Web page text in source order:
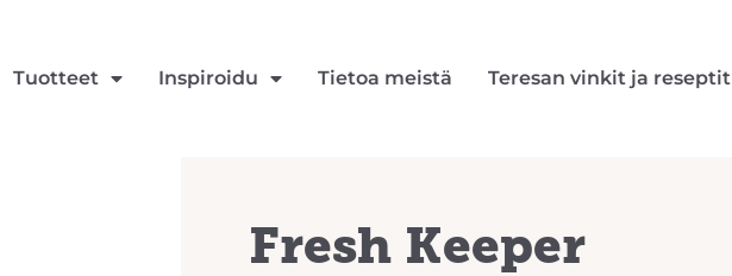
Tuotteet Inspiroidu Tietoa meistä Teresan vinkit ja reseptit
Fresh Keeper